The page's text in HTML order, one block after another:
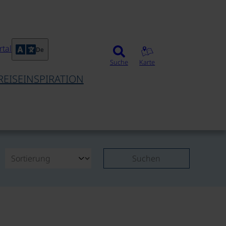
De
Suche Karte
Suchen